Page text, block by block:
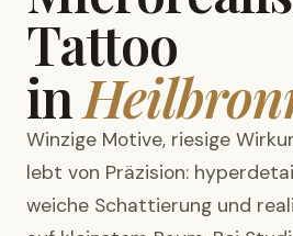
Tattoo
in
Winzige Motive, riesige
lebt von Präzision:
weiche Schattierung und